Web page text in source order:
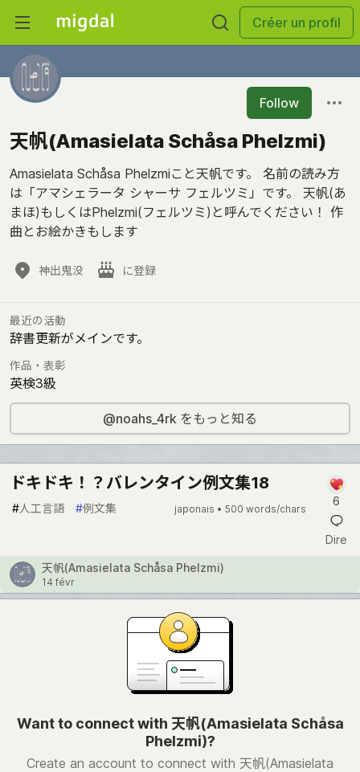
Créer un profil
Follow
天帆(Amasielata Schåsa Phelzmi)
Amasielata Schåsa Phelzmiこと天帆です。 名前の読み方
は「アマシェラータ シャーサ フェルツミ」です。 天帆(あ
まほ)もしくはPhelzmi(フェルツミ)と呼んでください！ 作
曲とお絵かきもします
神出鬼没 に登録
最近の活動
辞書更新がメインです。
作品・表彰
英検3級
@noahs_4rk をもっと知る
ドキドキ！？バレンタイン例文集18
#人工言語 #例文集 japonais • 500 words/chars
6
Dire
天帆(Amasielata Schåsa Phelzmi)
14 févr
Want to connect with 天帆(Amasielata Schåsa
Phelzmi)?
Create an account to connect with 天帆(Amasielata